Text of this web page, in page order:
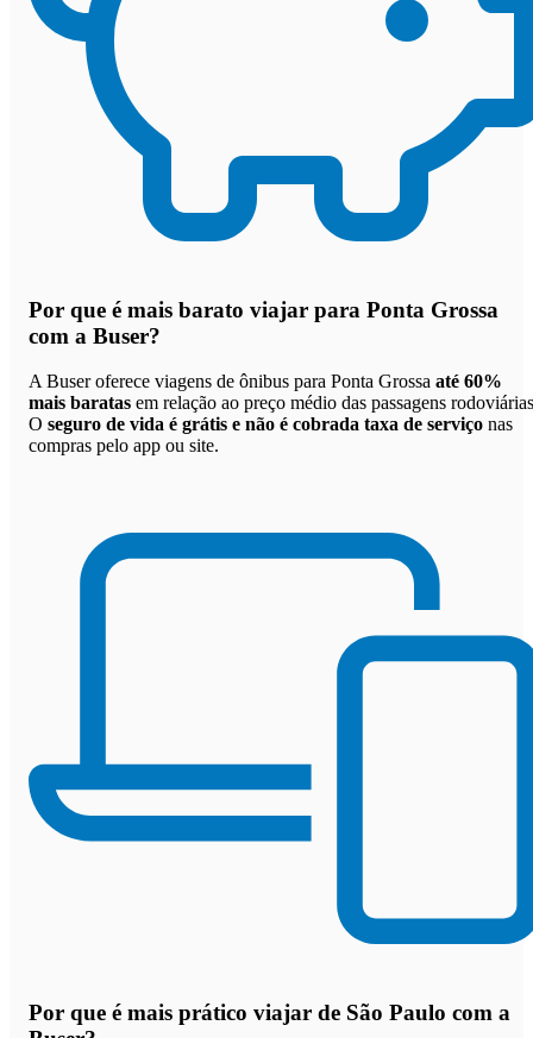
Por que é mais barato viajar para Ponta Grossa
com a Buser?
A Buser oferece viagens de ônibus para Ponta Grossa até 60%
mais baratas em relação ao preço médio das passagens
O seguro de vida é grátis e não é cobrada taxa de serviço nas
compras pelo app ou site.
Por que é mais prático viajar de São Paulo com a